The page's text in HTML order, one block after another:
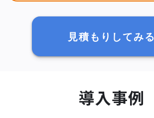
見積もりしてみる
導入事例